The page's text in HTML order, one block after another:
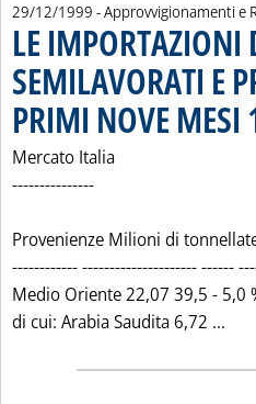
29/12/1999 - Approvvigionamenti e
LE IMPORTAZIONI
SEMILAVORATI E
PRIMI NOVE MESI
Mercato Italia
---------------
Provenienze Milioni di
------------ --------------------- ------
Medio Oriente 22,07 39,5 - 5,0
di cui: Arabia Saudita 6,72 ...